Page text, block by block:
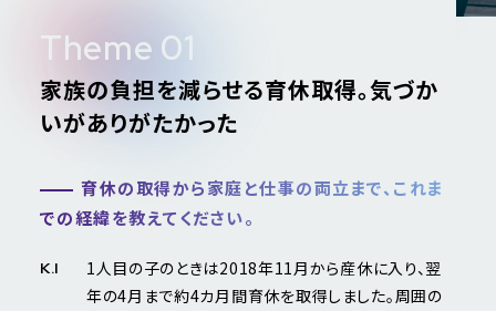
Theme 01
家族の負担を減らせる育休取得。気づか
いがありがたかった
育休の取得から家庭と仕事の両立まで、これま
での経緯を教えてください。
K.I
1人目の子のときは2018年11月から産休に入り、翌
年の4月まで約4カ月間育休を取得しました。周囲の